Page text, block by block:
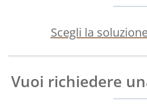
Scegli la soluzion
Vuoi richiedere